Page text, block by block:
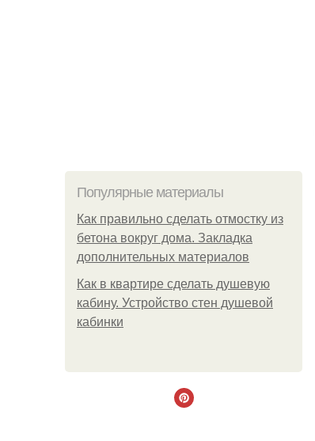
Популярные материалы
Как правильно сделать отмостку из
бетона вокруг дома. Закладка
дополнительных материалов
Как в квартире сделать душевую
кабину. Устройство стен душевой
кабинки